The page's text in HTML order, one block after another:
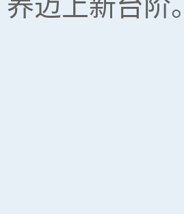
养迈上新台阶。